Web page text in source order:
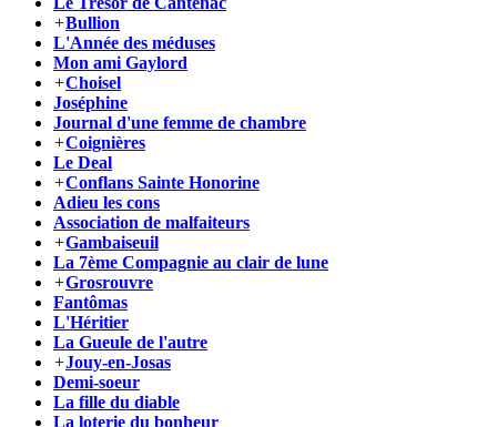
+Bullion
L'Année des méduses
Mon ami Gaylord
+Choisel
Joséphine
Journal d'une femme de chambre
+Coignières
Le Deal
+Conflans Sainte Honorine
Adieu les cons
Association de malfaiteurs
+Gambaiseuil
La 7ème Compagnie au clair de lune
+Grosrouvre
Fantômas
L'Héritier
La Gueule de l'autre
+Jouy-en-Josas
Demi-soeur
La fille du diable
La loterie du bonheur